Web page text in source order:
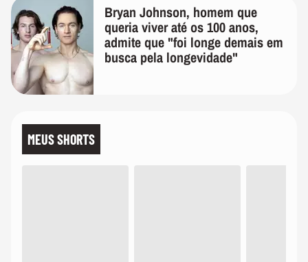
Bryan Johnson, homem que
queria viver até os 100 anos,
admite que "foi longe demais em
busca pela longevidade"
MEUS SHORTS